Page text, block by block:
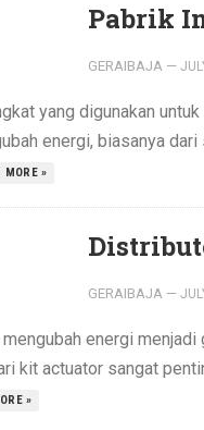
Pabrik
GERAIBAJA —
yang digunakan
energi, biasanya
MORE »
GERAIBAJA —
energi
kit actuator sangat
»